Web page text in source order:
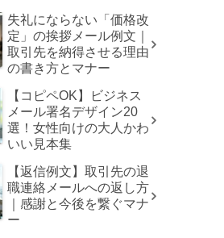
失礼にならない「価格改
定」の挨拶メール例文｜
取引先を納得させる理由
の書き方とマナー
【コピペOK】ビジネス
メール署名デザイン20
選！女性向けの大人かわ
いい見本集
【返信例文】取引先の退
職連絡メールへの返し方
｜感謝と今後を繋ぐマナ
ー